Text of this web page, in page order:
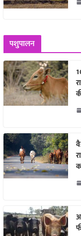
पशुपालन